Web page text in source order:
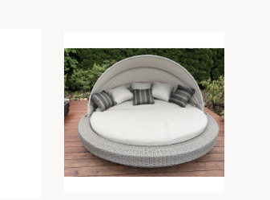
Panele winylowe
Kostka brukowa
Sztuczna trawa